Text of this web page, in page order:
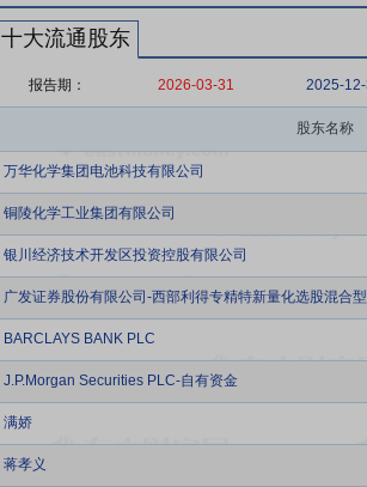
十大流通股东
报告期： 2026-03-31 2025-
股东名称
万华化学集团电池科技有限公司
铜陵化学工业集团有限公司
银川经济技术开发区投资控股有限公司
广发证券股份有限公司-西部利得专精特新量化选股混合
BARCLAYS BANK PLC
J.P.Morgan Securities PLC-自有资金
满娇
蒋孝义